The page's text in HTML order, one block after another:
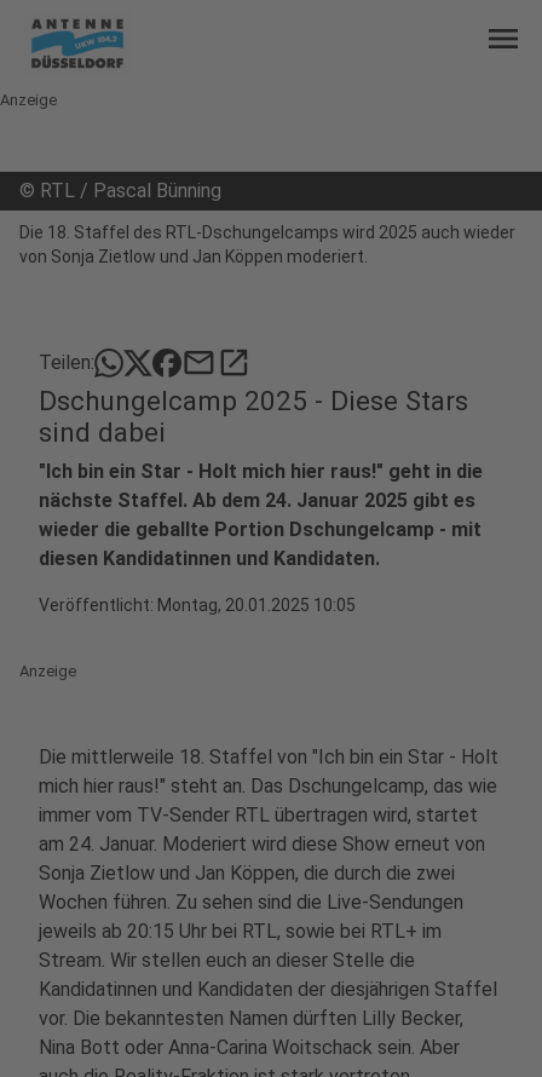
menu
Anzeige
© RTL / Pascal Bünning
Die 18. Staffel des RTL-Dschungelcamps wird 2025 auch wieder
von Sonja Zietlow und Jan Köppen moderiert.
Teilen: mailopen_in_new
Dschungelcamp 2025 - Diese Stars
sind dabei
"Ich bin ein Star - Holt mich hier raus!" geht in die
nächste Staffel. Ab dem 24. Januar 2025 gibt es
wieder die geballte Portion Dschungelcamp - mit
diesen Kandidatinnen und Kandidaten.
Veröffentlicht: Montag, 20.01.2025 10:05
Anzeige
Die mittlerweile 18. Staffel von "Ich bin ein Star - Holt
mich hier raus!" steht an. Das Dschungelcamp, das wie
immer vom TV-Sender RTL übertragen wird, startet
am 24. Januar. Moderiert wird diese Show erneut von
Sonja Zietlow und Jan Köppen, die durch die zwei
Wochen führen. Zu sehen sind die Live-Sendungen
jeweils ab 20:15 Uhr bei RTL, sowie bei RTL+ im
Stream. Wir stellen euch an dieser Stelle die
Kandidatinnen und Kandidaten der diesjährigen Staffel
vor. Die bekanntesten Namen dürften Lilly Becker,
Nina Bott oder Anna-Carina Woitschack sein. Aber